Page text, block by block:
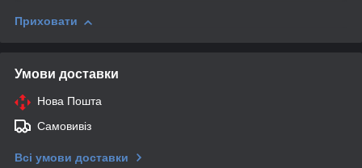
Приховати
Умови доставки
Нова Пошта
Самовивіз
Всі умови доставки